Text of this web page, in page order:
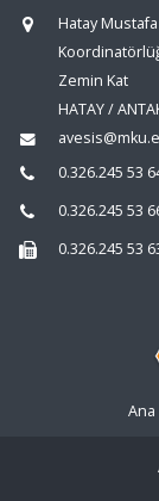
Hatay
Zemin Kat
HATAY /
0.326.245 53
0.326.245 53
0.326.245 53
Ana